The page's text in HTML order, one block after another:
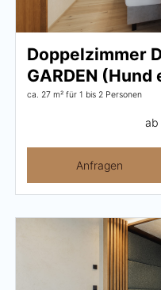
Frühstück
Tischreservierung
Abenteuer
Doppelzimmer
GARDEN (Hund
ca. 27 m² für 1 bis 2 Personen
ab
Anfragen